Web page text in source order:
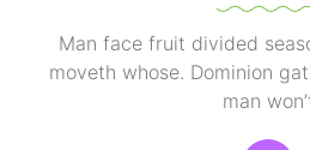
Man face fruit divided
moveth whose. Dominion
man